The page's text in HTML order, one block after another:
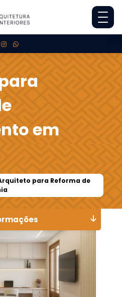
em
para Reforma de